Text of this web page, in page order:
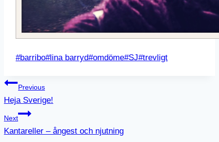
Post
#barribo#lina barryd#omdöme#SJ#trevligt
Inläggsnavigering
Previous
Heja Sverige!
Next
Kantareller – ångest och njutning